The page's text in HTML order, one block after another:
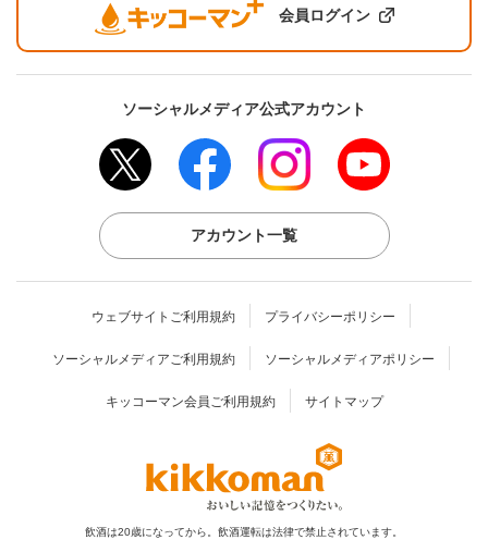
会員ログイン
ソーシャルメディア公式アカウント
アカウント一覧
ウェブサイトご利用規約 プライバシーポリシー
ソーシャルメディアご利用規約 ソーシャルメディアポリシー
キッコーマン会員ご利用規約 サイトマップ
飲酒は20歳になってから。飲酒運転は法律で禁止されています。